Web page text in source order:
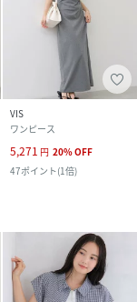
VIS
ワンピース
5,271 円 20%OFF
47ポイント(1倍)